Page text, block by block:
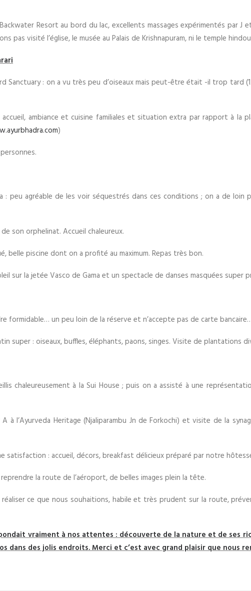
Resort au bord du lac, excellents massages expérimentés par
pas visité l’église, le musée au Palais de Krishnapuram, ni le temple
Sanctuary : on a vu très peu d’oiseaux mais peut-être était -il trop tard
ambiance et cuisine familiales et situation extra par rapport à la
)
: peu agréable de les voir séquestrés dans ces conditions ; on a de
son orphelinat. Accueil chaleureux.
belle piscine dont on a profité au maximum. Repas très bon.
sur la jetée Vasco de Gama et un spectacle de danses masquées super
formidable… un peu loin de la réserve et n’accepte pas de carte
super : oiseaux, buffles, éléphants, paons, singes. Visite de plantations
chaleureusement à la Sui House ; puis on a assisté à une
à l’Ayurveda Heritage (Njaliparambu Jn de Forkochi) et visite de la
satisfaction : accueil, décors, breakfast délicieux préparé par notre
la route de l’aéroport, de belles images plein la tête.
ce que nous souhaitions, habile et très prudent sur la route,
vraiment à nos attentes : découverte de la nature et de ses
dans des jolis endroits. Merci et c’est avec grand plaisir que nous